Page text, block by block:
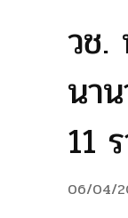
วช.
นา
11
06/04/